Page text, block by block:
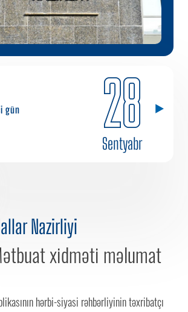
gün 28
Sentyabr
Nazirliyi
xidməti məlumat
hərbi-siyasi rəhbərliyinin təxribatçı